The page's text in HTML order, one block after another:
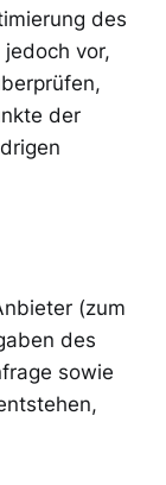
des
vor,
der
(zum
des
sowie